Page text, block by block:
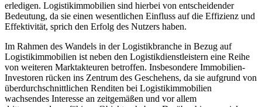
erledigen. Logistikimmobilien sind hierbei von entscheidender
Bedeutung, da sie einen wesentlichen Einfluss auf die Effizienz und
Effektivität, sprich den Erfolg des Nutzers haben.
Im Rahmen des Wandels in der Logistikbranche in Bezug auf
Logistikimmobilien ist neben den Logistikdienstleistern eine Reihe
von weiteren Marktakteuren betroffen. Insbesondere Immobilien-
Investoren rücken ins Zentrum des Geschehens, da sie aufgrund von
überdurchschnittlichen Renditen bei Logistikimmobilien
wachsendes Interesse an zeitgemäßen und vor allem